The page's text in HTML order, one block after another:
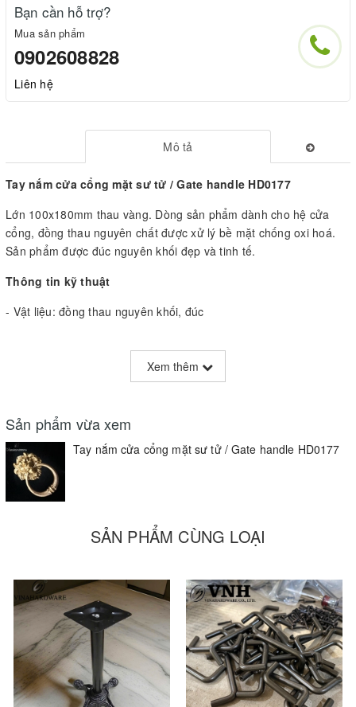
Bạn cần hỗ trợ?
Mua sản phẩm
0902608828
Liên hệ
Mô tả
Tay nắm cửa cổng mặt sư tử / Gate handle HD0177
Lớn 100x180mm thau vàng. Dòng sản phẩm dành cho hệ cửa
cổng, đồng thau nguyên chất được xử lý bề mặt chống oxi hoá.
Sản phẩm được đúc nguyên khối đẹp và tinh tế.
Thông tin kỹ thuật
- Vật liệu: đồng thau nguyên khối, đúc
- Kích thước: rộng x cao = 100 x180mm
Tên sản phẩm/Items
Tay nắm mặt sư tử HD0177 thau
vàng
Xem thêm
Sản phẩm vừa xem
Tay nắm cửa cổng mặt sư tử / Gate handle HD0177
SẢN PHẨM CÙNG LOẠI